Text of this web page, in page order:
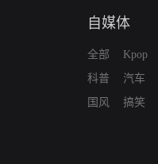
自媒体
全部
科普
国风
Kpop
汽车
搞笑